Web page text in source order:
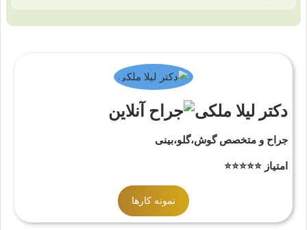
دکتر لیلا ملکی
جراح و متخصص گوش،گلو،بینی
امتیاز ⭐⭐⭐⭐⭐
نمونه کارها